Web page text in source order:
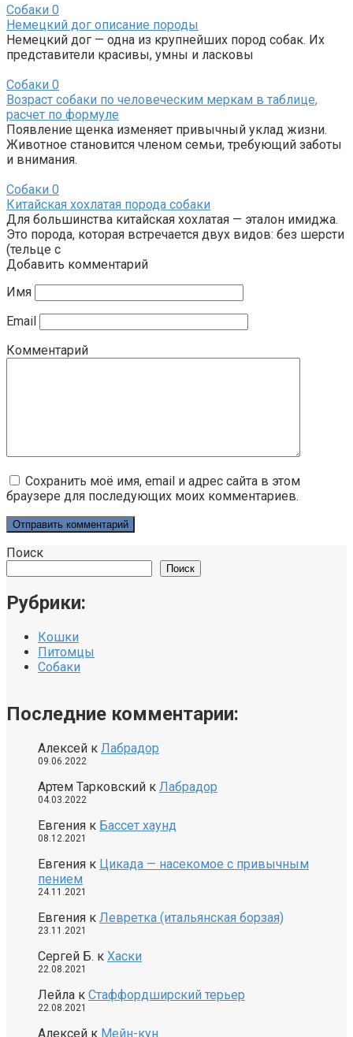
Собаки 0
Немецкий дог описание породы
Немецкий дог — одна из крупнейших пород собак. Их
представители красивы, умны и ласковы
Собаки 0
Возраст собаки по человеческим меркам в таблице,
расчет по формуле
Появление щенка изменяет привычный уклад жизни.
Животное становится членом семьи, требующий заботы
и внимания.
Собаки 0
Китайская хохлатая порода собаки
Для большинства китайская хохлатая — эталон имиджа.
Это порода, которая встречается двух видов: без шерсти
(тельце с
Добавить комментарий
Имя
Email
Комментарий
Сохранить моё имя, email и адрес сайта в этом
браузере для последующих моих комментариев.
Поиск
Поиск
Рубрики:
Кошки
Питомцы
Собаки
Последние комментарии:
Алексей к Лабрадор
09.06.2022
Артем Тарковский к Лабрадор
04.03.2022
Евгения к Бассет хаунд
08.12.2021
Евгения к Цикада — насекомое с привычным
пением
24.11.2021
Евгения к Левретка (итальянская борзая)
23.11.2021
Сергей Б. к Хаски
22.08.2021
Лейла к Стаффордширский терьер
22.08.2021
Алексей к Мейн-кун